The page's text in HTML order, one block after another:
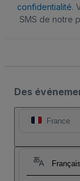
confidentialité.
SMS de notre
Des
France